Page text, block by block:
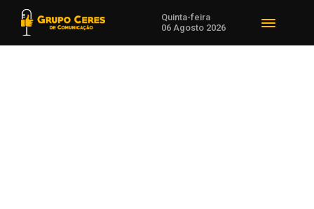
Quinta-feira
06 Agosto 2026